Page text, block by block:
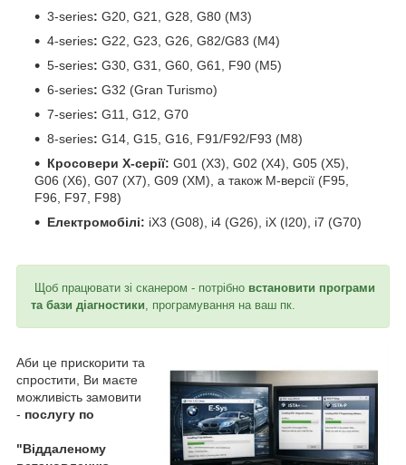
3-series: G20, G21, G28, G80 (M3)
4-series: G22, G23, G26, G82/G83 (M4)
5-series: G30, G31, G60, G61, F90 (M5)
6-series: G32 (Gran Turismo)
7-series: G11, G12, G70
8-series: G14, G15, G16, F91/F92/F93 (M8)
Кросовери X-серії: G01 (X3), G02 (X4), G05 (X5),
G06 (X6), G07 (X7), G09 (XM), а також M-версії (F95,
F96, F97, F98)
Електромобілі: iX3 (G08), i4 (G26), iX (I20), i7 (G70)
Щоб працювати зі сканером - потрібно встановити програми
та бази діагностики , програмування на ваш пк.
Аби це прискорити та
спростити, Ви маєте
можливість замовити
- послугу по
"Віддаленому